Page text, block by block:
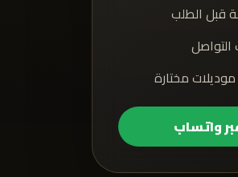
قبل الطلب
مختارة
واتساب